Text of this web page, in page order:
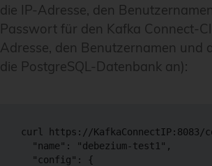
die IP-Adresse, den
Passwort für den Kafka Connect-
Adresse, den Benutzernamen und
die PostgreSQL-Datenbank an):
curl https://KafkaConnectIP:8083/
  "name": "debezium-test1",
  "config": {